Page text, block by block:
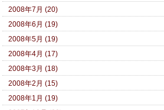
2008年7月 (20)
2008年6月 (19)
2008年5月 (19)
2008年4月 (17)
2008年3月 (18)
2008年2月 (15)
2008年1月 (19)